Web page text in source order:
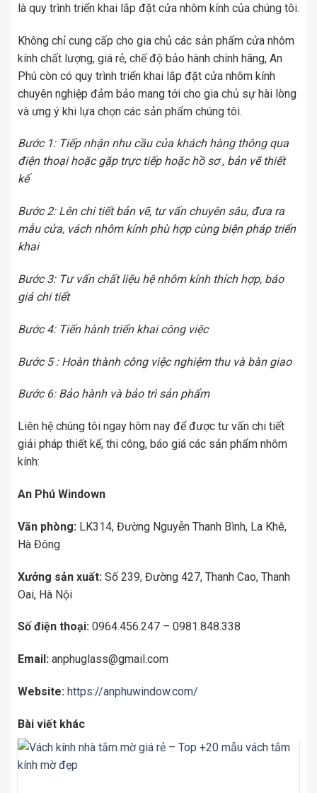
là quy trình triển khai lắp đặt cửa nhôm kính của chúng tôi.
Không chỉ cung cấp cho gia chủ các sản phẩm cửa nhôm
kính chất lượng, giá rẻ, chế độ bảo hành chính hãng, An
Phú còn có quy trình triển khai lắp đặt cửa nhôm kính
chuyên nghiệp đảm bảo mang tới cho gia chủ sự hài lòng
và ưng ý khi lựa chọn các sản phẩm chúng tôi.
Bước 1: Tiếp nhận nhu cầu của khách hàng thông qua
điện thoại hoặc gặp trực tiếp hoặc hồ sơ , bản vẽ thiết
kế
Bước 2: Lên chi tiết bản vẽ, tư vấn chuyên sâu, đưa ra
mẫu cửa, vách nhôm kính phù hợp cùng biện pháp triển
khai
Bước 3: Tư vấn chất liệu hệ nhôm kính thích hợp, báo
giá chi tiết
Bước 4: Tiến hành triển khai công việc
Bước 5 : Hoàn thành công việc nghiệm thu và bàn giao
Bước 6: Bảo hành và bảo trì sản phẩm
Liên hệ chúng tôi ngay hôm nay để được tư vấn chi tiết
giải pháp thiết kế, thi công, báo giá các sản phẩm nhôm
kính:
An Phú Windown
Văn phòng: LK314, Đường Nguyễn Thanh Bình, La Khê,
Hà Đông
Xưởng sản xuất: Số 239, Đường 427, Thanh Cao, Thanh
Oai, Hà Nội
Số điện thoại: 0964.456.247 – 0981.848.338
Email: anphuglass@gmail.com
Website: https://anphuwindow.com/
Bài viết khác